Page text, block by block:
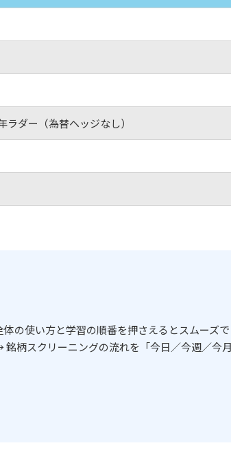
ダー（為替ヘッジなし）
の使い方と学習の順番を押さえるとスムーズ
柄スクリーニングの流れを「今日／今週／今